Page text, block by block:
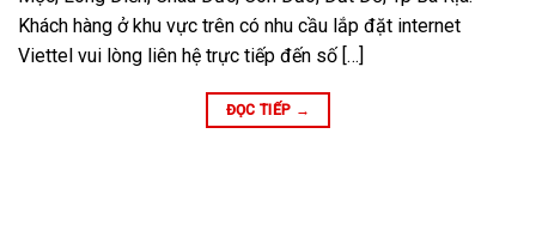
Khách hàng ở khu vực trên có nhu cầu lắp đặt internet
Viettel vui lòng liên hệ trực tiếp đến số […]
ĐỌC TIẾP →